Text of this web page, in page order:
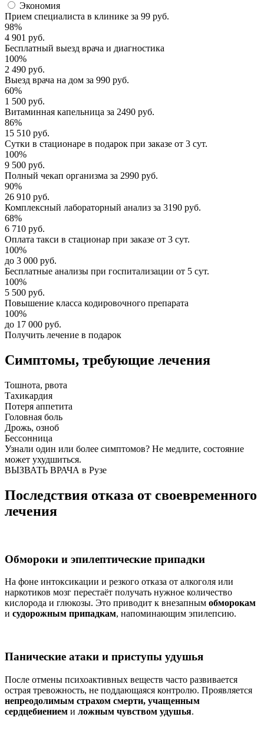
Экономия
Прием специалиста в клинике за 99 руб.
98%
4 901 руб.
Бесплатный выезд врача и диагностика
100%
2 490 руб.
Выезд врача на дом за 990 руб.
60%
1 500 руб.
Витаминная капельница за 2490 руб.
86%
15 510 руб.
Сутки в стационаре в подарок при заказе от 3 сут.
100%
9 500 руб.
Полный чекап организма за 2990 руб.
90%
26 910 руб.
Комплексный лабораторный анализ за 3190 руб.
68%
6 710 руб.
Оплата такси в стационар при заказе от 3 сут.
100%
до 3 000 руб.
Бесплатные анализы при госпитализации от 5 сут.
100%
5 500 руб.
Повышение класса кодировочного препарата
100%
до 17 000 руб.
Получить лечение в подарок
Симптомы, требующие лечения
Тошнота, рвота
Тахикардия
Потеря аппетита
Головная боль
Дрожь, озноб
Бессонница
Узнали один или более симптомов? Не медлите, состояние
может ухудшиться.
ВЫЗВАТЬ ВРАЧА в Рузе
Последствия отказа от своевременного
лечения
Обмороки и эпилептические припадки
На фоне интоксикации и резкого отказа от алкоголя или
наркотиков мозг перестаёт получать нужное количество
кислорода и глюкозы. Это приводит к внезапным обморокам
и судорожным припадкам, напоминающим эпилепсию.
Панические атаки и приступы удушья
После отмены психоактивных веществ часто развивается
острая тревожность, не поддающаяся контролю. Проявляется
непреодолимым страхом смерти, учащенным
сердцебиением и ложным чувством удушья.